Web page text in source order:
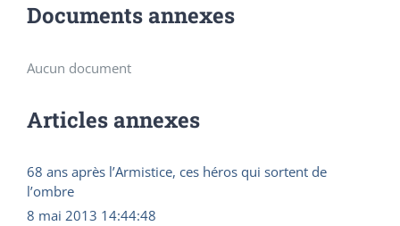
Documents annexes
Aucun document
Articles annexes
68 ans après l’Armistice, ces héros qui sortent de
l’ombre
8 mai 2013 14:44:48